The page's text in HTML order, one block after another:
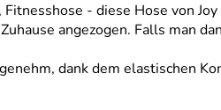
- diese Hose von
angezogen. Falls man
dank dem elastischen